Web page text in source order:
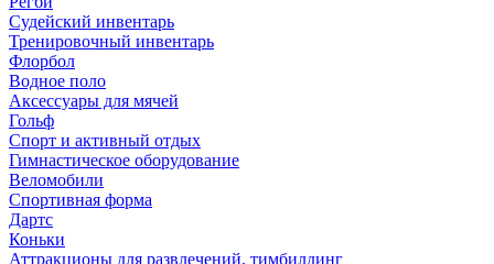
Судейский инвентарь
Тренировочный инвентарь
Флорбол
Водное поло
Аксессуары для мячей
Гольф
Спорт и активный отдых
Гимнастическое оборудование
Веломобили
Спортивная форма
Дартс
Коньки
Аттракционы для развлечений, тимбилдинг